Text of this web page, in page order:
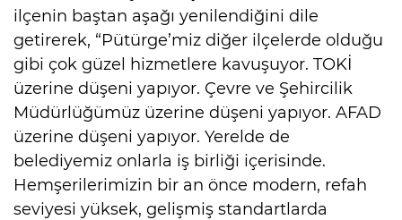
ilçenin baştan aşağı yenilendiğini dile
getirerek, “Pütürge’miz diğer ilçelerde olduğu
gibi çok güzel hizmetlere kavuşuyor. TOKİ
üzerine düşeni yapıyor. Çevre ve Şehircilik
Müdürlüğümüz üzerine düşeni yapıyor. AFAD
üzerine düşeni yapıyor. Yerelde de
belediyemiz onlarla iş birliği içerisinde.
Hemşerilerimizin bir an önce modern, refah
seviyesi yüksek, gelişmiş standartlarda